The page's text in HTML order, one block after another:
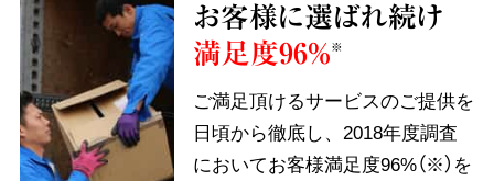
お客様に選ばれ続け
満足度96% ※
ご満足頂けるサービスのご提供を
日頃から徹底し、2018年度調査
においてお客様満足度96%（※）を